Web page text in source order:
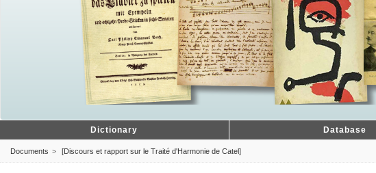
Dictionary Database
Documents [Discours et rapport sur le Traité d'Harmonie de Catel]